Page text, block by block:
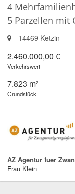
4
5 Parzellen mit
14469 Ketzin
2.460.000,00 €
Verkehrswert
7.823 m²
Grundstück
AZ Agentur fuer
Frau Klein